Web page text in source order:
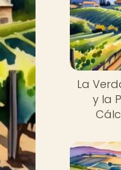
La
y la